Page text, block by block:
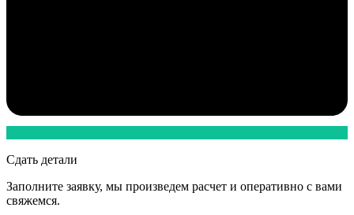
Сдать детали
Заполните заявку, мы произведем расчет и оперативно с вами
свяжемся.